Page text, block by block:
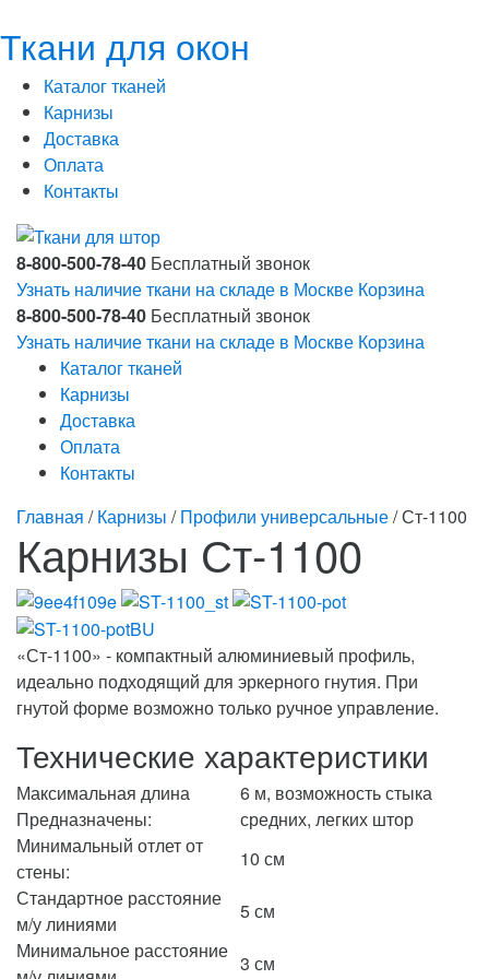
Ткани для окон
Каталог тканей
Карнизы
Доставка
Оплата
Контакты
8-800-500-78-40 Бесплатный звонок
Узнать наличие ткани на складе в Москве Корзина
8-800-500-78-40 Бесплатный звонок
Узнать наличие ткани на складе в Москве Корзина
Каталог тканей
Карнизы
Доставка
Оплата
Контакты
Главная /Карнизы /Профили универсальные/ Ст-1100
Карнизы Ст-1100
«Ст-1100» - компактный алюминиевый профиль,
идеально подходящий для эркерного гнутия. При
гнутой форме возможно только ручное управление.
Технические характеристики
Максимальная длина
6 м, возможность стыка
Предназначены:
средних, легких штор
Минимальный отлет от
стены:
10 см
Стандартное расстояние
м/у линиями
5 см
Минимальное расстояние
3 см